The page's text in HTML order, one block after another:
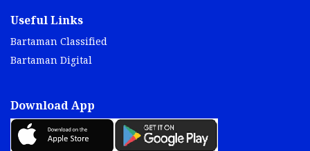
Useful Links
Bartaman Classified
Bartaman Digital
Download App